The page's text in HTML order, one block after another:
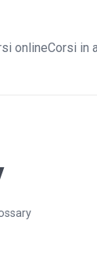
onlineCorsi in